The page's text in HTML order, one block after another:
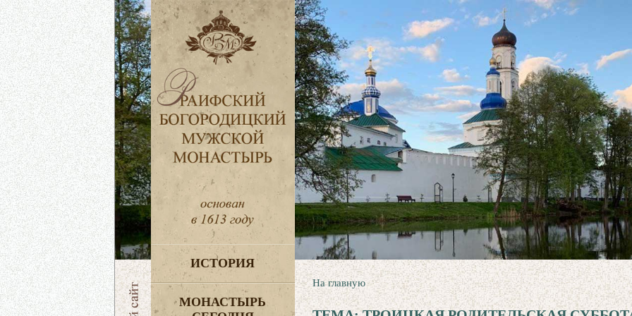
ИСТОРИЯ
МОНАСТЫРЬ
На главную